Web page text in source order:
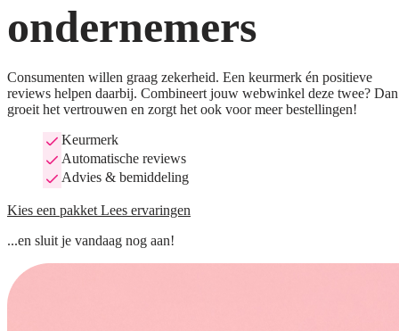
ondernemers
Consumenten willen graag zekerheid. Een keurmerk én positieve
reviews helpen daarbij. Combineert jouw webwinkel deze twee? Dan
groeit het vertrouwen en zorgt het ook voor meer bestellingen!
Keurmerk
Automatische reviews
Advies & bemiddeling
Kies een pakket Lees ervaringen
...en sluit je vandaag nog aan!